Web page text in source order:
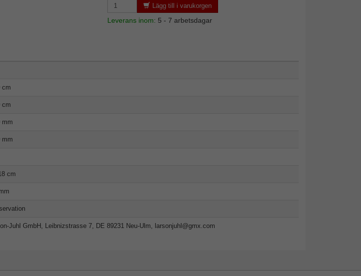
Lägg till i varukorgen
Leverans inom: 5 - 7 arbetsdagar
cm
cm
mm
mm
cm
Juhl GmbH, Leibnizstrasse 7, DE 89231 Neu-Ulm, larsonjuhl@gmx.com